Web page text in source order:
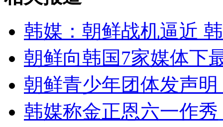
山西运城恶犬咬伤多人 警民合力深夜将其击毙
女孩北京地铁殴打老人 痛下狠手拳打脚踢
无痛分娩是否安全 医生回应
韩媒：朝鲜战机逼近
朝鲜向韩国7家媒体下
朝鲜青少年团体发声
韩媒称金正恩六一作秀